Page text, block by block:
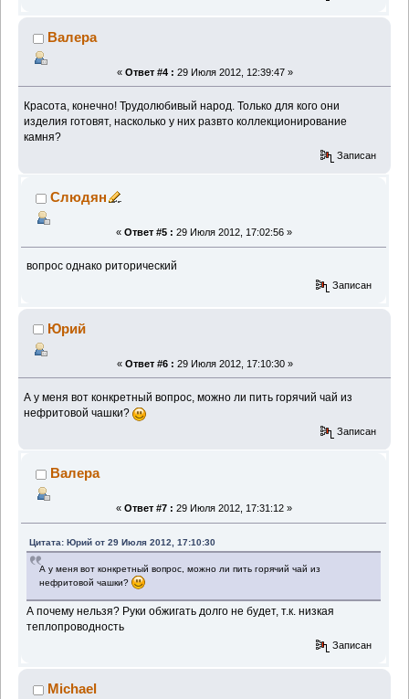
Валера
« Ответ #4 : 29 Июля 2012, 12:39:47 »
Красота, конечно! Трудолюбивый народ. Только для кого они
изделия готовят, насколько у них развто коллекционирование
камня?
Записан
Слюдян
« Ответ #5 : 29 Июля 2012, 17:02:56 »
вопрос однако риторический
Записан
Юрий
« Ответ #6 : 29 Июля 2012, 17:10:30 »
А у меня вот конкретный вопрос, можно ли пить горячий чай из
нефритовой чашки?
Записан
Валера
« Ответ #7 : 29 Июля 2012, 17:31:12 »
Цитата: Юрий от 29 Июля 2012, 17:10:30
А у меня вот конкретный вопрос, можно ли пить горячий чай из
нефритовой чашки?
А почему нельзя? Руки обжигать долго не будет, т.к. низкая
теплопроводность
Записан
Michael